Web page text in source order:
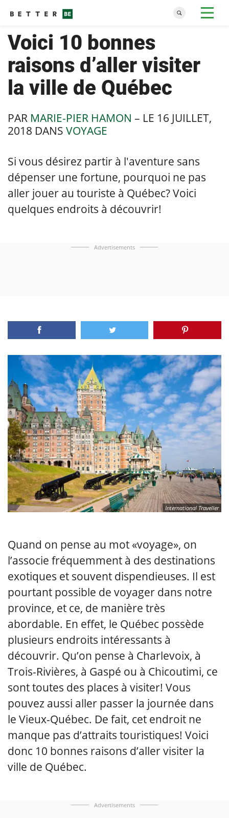
Voici 10 bonnes
raisons d’aller visiter
la ville de Québec
PAR MARIE-PIER HAMON – LE 16 JUILLET,
2018 DANS VOYAGE
Si vous désirez partir à l'aventure sans
dépenser une fortune, pourquoi ne pas
aller jouer au touriste à Québec? Voici
quelques endroits à découvrir!
Advertisements
International Traveller
Quand on pense au mot «voyage», on
l’associe fréquemment à des destinations
exotiques et souvent dispendieuses. Il est
pourtant possible de voyager dans notre
province, et ce, de manière très
abordable. En effet, le Québec possède
plusieurs endroits intéressants à
découvrir. Qu’on pense à Charlevoix, à
Trois-Rivières, à Gaspé ou à Chicoutimi, ce
sont toutes des places à visiter! Vous
pouvez aussi aller passer la journée dans
le Vieux-Québec. De fait, cet endroit ne
manque pas d’attraits touristiques! Voici
donc 10 bonnes raisons d’aller visiter la
ville de Québec.
Advertisements